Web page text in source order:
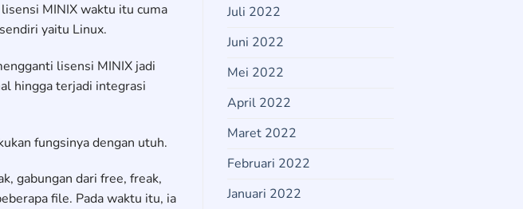
MINIX waktu itu cuma
yaitu Linux.
lisensi MINIX jadi
hingga terjadi integrasi
fungsinya dengan utuh.
gabungan dari free, freak,
file. Pada waktu itu, ia
Juli 2022
Juni 2022
Mei 2022
April 2022
Maret 2022
Februari 2022
Januari 2022